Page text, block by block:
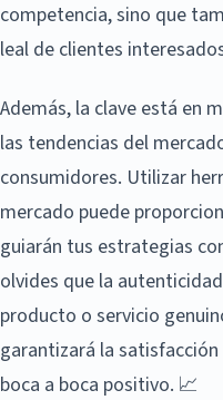
competencia, sino que
leal de clientes
Además, la clave está en
las tendencias del
consumidores. Utilizar
mercado puede
guiarán tus estrategias
olvides que la
producto o servicio
garantizará la
boca a boca positivo. 📈